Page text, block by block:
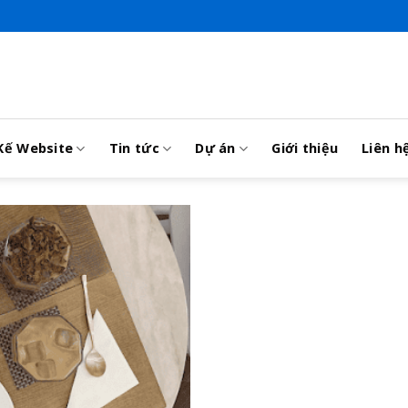
Website Tin tức Dự án Giới thiệu Liên